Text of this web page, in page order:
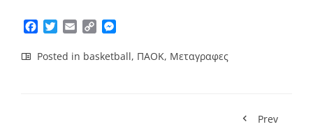
Facebook
TwitterEmailCopy
Posted in basketball, ΠΑΟΚ, Μεταγραφες
Prev